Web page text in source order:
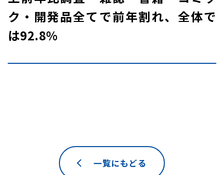
ク・開発品全てで前年割れ、全体で
は92.8%
一覧にもどる